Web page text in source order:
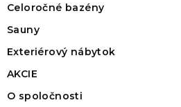
Celoročné bazény
Sauny
Exteriérový nábytok
AKCIE
O spoločnosti